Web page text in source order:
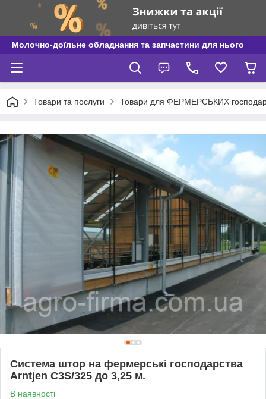
Молочно-доїльне обладнання та запчастини для нього
Товари та послуги Товари для ФЕРМЕРСЬКИХ
Система штор на фермерські господарства
Arntjen C3S/325 до 3,25 м.
В наявності